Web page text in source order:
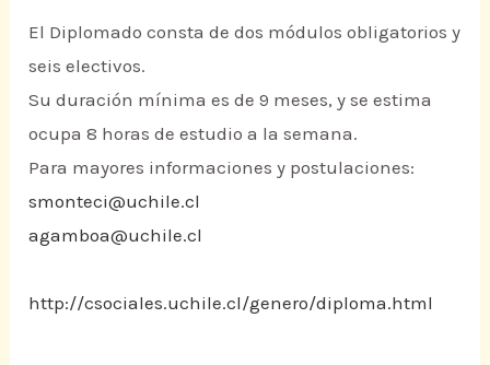
El Diplomado consta de dos módulos obligatorios y
seis electivos.
Su duración mínima es de 9 meses, y se estima
ocupa 8 horas de estudio a la semana.
Para mayores informaciones y postulaciones:
smonteci@uchile.cl
agamboa@uchile.cl
http://csociales.uchile.cl/genero/diploma.html